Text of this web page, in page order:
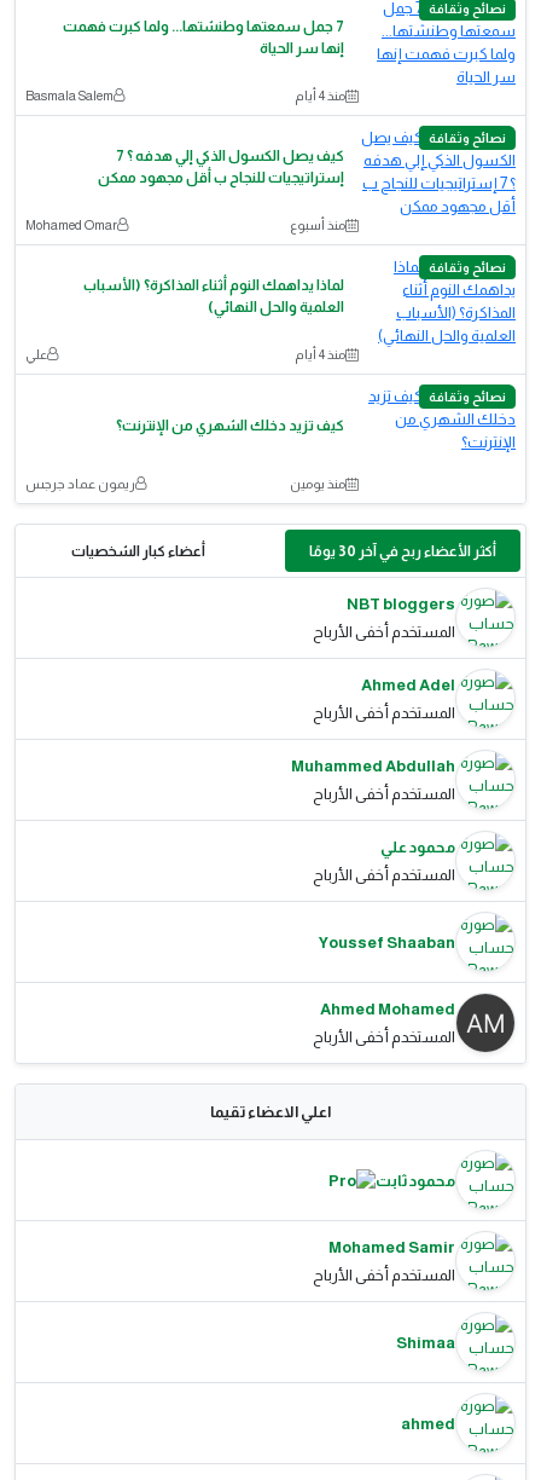
نصائح وثقافة
7 جمل سمعتها وطنشتها... ولما كبرت فهمت
إنها سر الحياة
منذ 4 أيام Basmala Salem
نصائح وثقافة
كيف يصل الكسول الذكي إلي هدفه ؟ 7
إستراتيجيات للنجاح ب أقل مجهود ممكن
منذ أسبوع ‪Mohamed Omar‬‏
نصائح وثقافة
لماذا يداهمك النوم أثناء المذاكرة؟ (الأسباب
العلمية والحل النهائي)
منذ 4 أيام علي
نصائح وثقافة
كيف تزيد دخلك الشهري من الإنترنت؟
منذ يومين ريمون عماد جرجس
أكثر الأعضاء ربح في آخر 30 يومًا أعضاء كبار الشخصيات
NBT bloggers
المستخدم أخفى الأرباح
Ahmed Adel
المستخدم أخفى الأرباح
Muhammed Abdullah
المستخدم أخفى الأرباح
محمود علي
المستخدم أخفى الأرباح
Youssef Shaaban
Ahmed Mohamed
المستخدم أخفى الأرباح
اعلي الاعضاء تقيما
محمود ثابت
Mohamed Samir
المستخدم أخفى الأرباح
Shimaa
ahmed